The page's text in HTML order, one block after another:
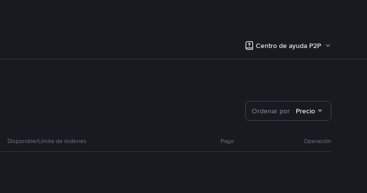
Centro de ayuda P2P
Ordenar por Precio
Disponible/Límite de órdenes Pago Operación